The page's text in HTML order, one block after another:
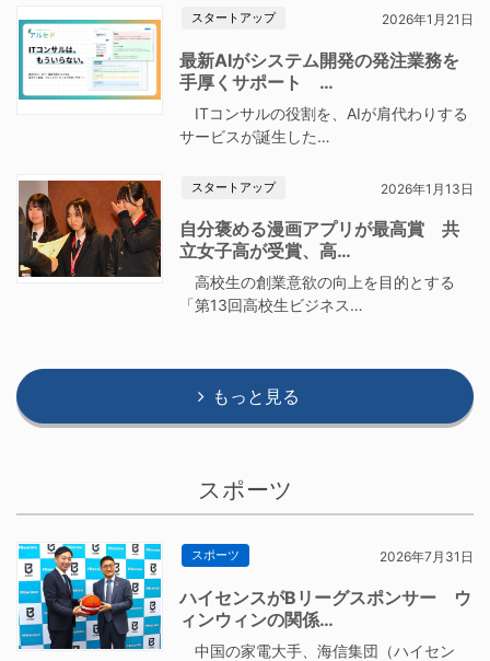
スタートアップ 2026年1月21日
最新AIがシステム開発の発注業務を
手厚くサポート …
ITコンサルの役割を、AIが肩代わりする
サービスが誕生した…
スタートアップ 2026年1月13日
自分褒める漫画アプリが最高賞 共
立女子高が受賞、高…
高校生の創業意欲の向上を目的とする
「第13回高校生ビジネス…
もっと見る
スポーツ
スポーツ 2026年7月31日
ハイセンスがBリーグスポンサー ウ
ィンウィンの関係…
中国の家電大手、海信集団（ハイセン